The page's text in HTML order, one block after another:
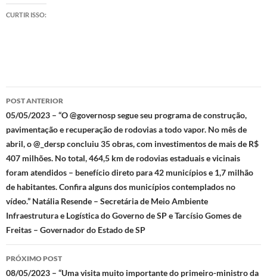
CURTIR ISSO:
Navegação
de
posts
POST ANTERIOR
05/05/2023 – “O @governosp segue seu programa de construção,
pavimentação e recuperação de rodovias a todo vapor. No mês de
abril, o @_dersp concluiu 35 obras, com investimentos de mais de R$
407 milhões. No total, 464,5 km de rodovias estaduais e vicinais
foram atendidos – benefício direto para 42 municípios e 1,7 milhão
de habitantes. Confira alguns dos municípios contemplados no
vídeo.” Natália Resende – Secretária de Meio Ambiente
Infraestrutura e Logística do Governo de SP e Tarcísio Gomes de
Freitas – Governador do Estado de SP
PRÓXIMO POST
08/05/2023 – “Uma visita muito importante do primeiro-ministro da